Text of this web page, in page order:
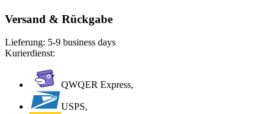
Versand & Rückgabe
Lieferung: 5-9 business days
Kurierdienst:
QWQER Express,
USPS,